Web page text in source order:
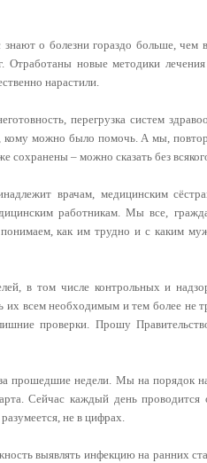
о болезни гораздо больше, чем
Отработаны новые методики
нарастили.
перегрузка систем
кому можно было помочь. А мы,
сохранены – можно сказать без
врачам, медицинским
работникам. Мы все,
как им трудно и с каким
в том числе контрольных и
их всем необходимым и тем более не
проверки. Прошу
прошедшие недели. Мы на порядок
Сейчас каждый день
не в цифрах.
выявлять инфекцию на ранних